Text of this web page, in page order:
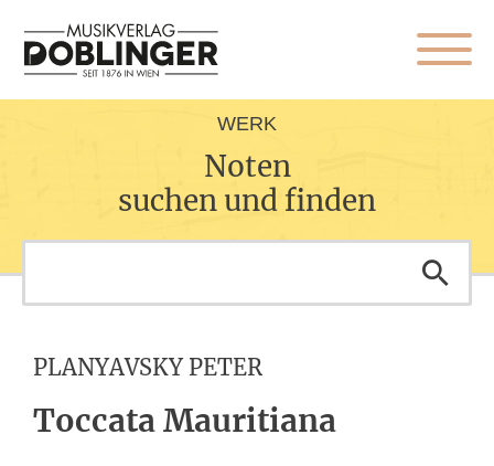
WERK
Noten
suchen und finden
PLANYAVSKY PETER
Toccata Mauritiana